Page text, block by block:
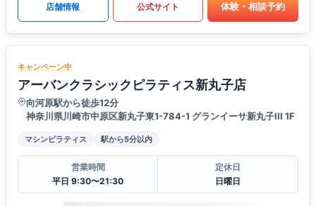
店舗情報 公式サイト 体験・相談予約
キャンペーン中
アーバンクラシックピラティス新丸子店
向河原駅から徒歩12分
神奈川県川崎市中原区新丸子東1-784-1 グランイーサ新丸子III 1F
マシンピラティス 駅から5分以内
営業時間
平日 9:30〜21:30
定休日
日曜日